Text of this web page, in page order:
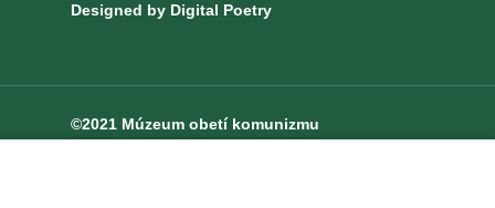
Designed by Digital Poetry
©2021 Múzeum obetí komunizmu